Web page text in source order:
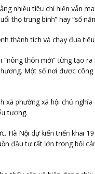
nhiều tiêu chí hiện vẫn
thọ trung bình” hay “số
thành tích và chạy đua tiêu
“nông thôn mới” từng tạo
Một số nơi được
xã phường xã hội chủ
tượng.
Hà Nội dự kiến triển khai
đầu tư rất lớn trong bối